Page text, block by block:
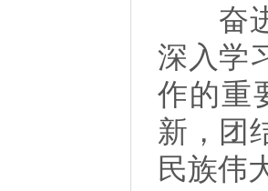
奋进
深入学
作的重
新，团
民族伟